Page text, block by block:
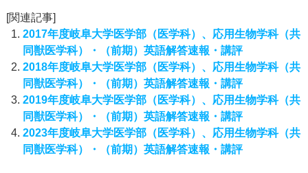
[関連記事]
2017年度岐阜大学医学部（医学科）、応用生物学科（共
同獣医学科）・（前期）英語解答速報・講評
2018年度岐阜大学医学部（医学科）、応用生物学科（共
同獣医学科）・（前期）英語解答速報・講評
2019年度岐阜大学医学部（医学科）、応用生物学科（共
同獣医学科）・（前期）英語解答速報・講評
2023年度岐阜大学医学部（医学科）、応用生物学科（共
同獣医学科）・（前期）英語解答速報・講評